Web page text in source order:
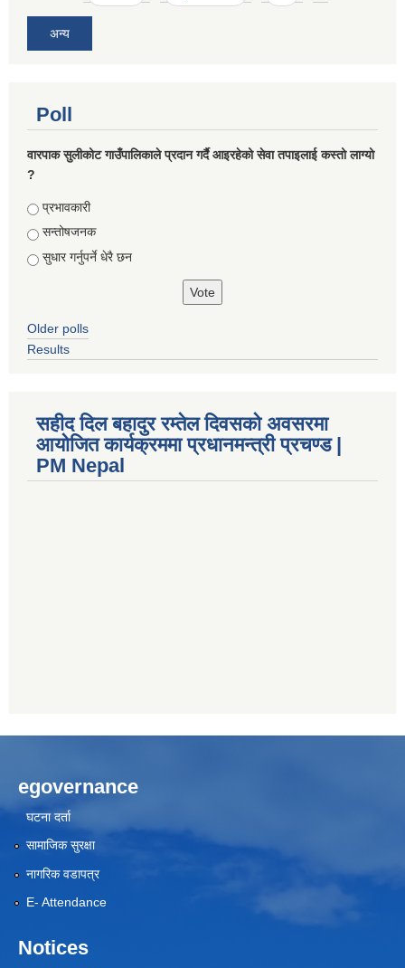
अन्य
Poll
वारपाक सुलीकोट गाउँपालिकाले प्रदान गर्दै आइरहेको सेवा तपाइलाई कस्तो लाग्यो
?
Choices
प्रभावकारी
सन्तोषजनक
सुधार गर्नुपर्ने धेरै छन
Older polls
Results
सहीद दिल बहादुर रम्तेल दिवसको अवसरमा
आयोजित कार्यक्रममा प्रधानमन्त्री प्रचण्ड |
PM Nepal
egovernance
घटना दर्ता
सामाजिक सुरक्षा
नागरिक वडापत्र
E- Attendance
Notices